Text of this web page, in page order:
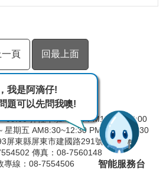
一頁 回最上面
彈性下班時間：PM17:00~18:00
星期五 AM8:30~12:30 PM13:30~17:30
屏東縣屏東市建國路291號
傳真：08-7560148
專線：08-7554506
我是阿滴仔!
題可以先問我噢!
智能服務台